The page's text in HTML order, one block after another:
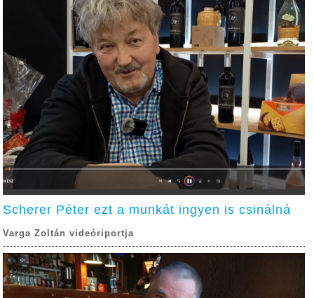
Scherer Péter ezt a munkát ingyen is csinálná
Varga Zoltán videóriportja